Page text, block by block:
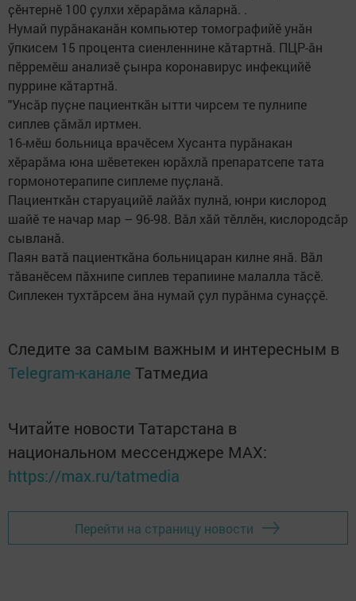
ҫӗнтернӗ 100 ҫулхи хӗрарӑма кӑларнӑ. .
Нумай пурӑнаканӑн компьютер томографийӗ унӑн
ӳпкисем 15 процента сиенленнине кӑтартнӑ. ПЦР-ӑн
пӗрремӗш анализӗ ҫынра коронавирус инфекцийӗ
пуррине кӑтартнӑ.
"Унсӑр пуҫне пациенткӑн ытти чирсем те пулнипе
сиплев ҫӑмӑл иртмен.
16-мӗш больница врачӗсем Хусанта пурӑнакан
хӗрарӑма юна шӗветекен юрӑхлӑ препаратсепе тата
гормонотерапипе сиплеме пуҫланӑ.
Пациенткӑн старуацийӗ лайӑх пулнӑ, юнри кислород
шайӗ те начар мар – 96-98. Вӑл хӑй тӗллӗн, кислородсӑр
сывланӑ.
Паян ватӑ пациенткӑна больницаран килне янӑ. Вӑл
тӑванӗсем пӑхнипе сиплев терапиине малалла тӑсӗ.
Сиплекен тухтӑрсем ӑна нумай ҫул пурӑнма сунаҫҫӗ.
Следите за самым важным и интересным в
Telegram-канале Татмедиа
Читайте новости Татарстана в
национальном мессенджере MАХ:
https://max.ru/tatmedia
Перейти на страницу новости